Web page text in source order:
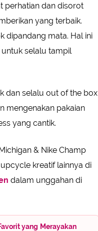
perhatian dan disorot
yang terbaik.
dipandang mata. Hal ini
selalu tampil
dan selalu out of the box
mengenakan pakaian
yang cantik.
& Nike Champ
kreatif lainnya di
dalam unggahan di
yang Merayakan